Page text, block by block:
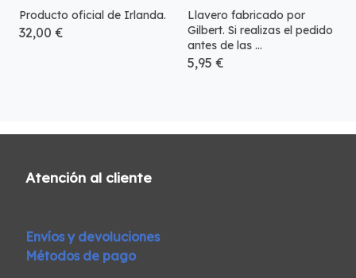
Producto oficial de Irlanda.
32,00 €
Llavero fabricado por
Gilbert. Si realizas el pedido
antes de las ...
5,95 €
Atención al cliente
Envíos y devoluciones
Métodos de pago